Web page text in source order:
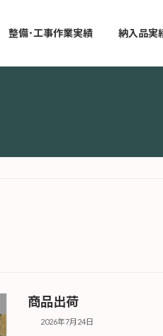
整備･工事作業実績 納入品実
商品出荷
2026年7月24日